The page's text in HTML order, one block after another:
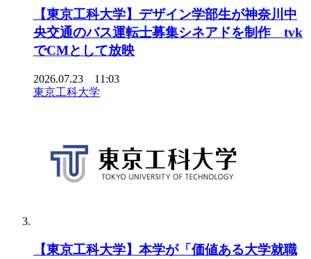
【東京⼯科⼤学】デザイン学部⽣が神奈川中
央交通のバス運転⼠募集シネアドを制作 tvk
でCMとして放映
2026.07.23 11:03
東京工科大学
【東京工科大学】本学が「価値ある大学就職